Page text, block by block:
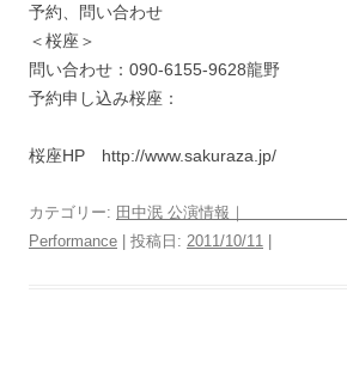
予約、問い合わせ
＜桜座＞
問い合わせ：090-6155-9628龍野
予約申し込み桜座：
桜座HP http://www.sakuraza.jp/
カテゴリー: 田中泯 公演情報
Performance | 投稿日: 2011/10/11